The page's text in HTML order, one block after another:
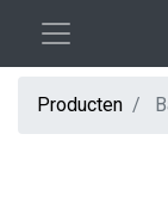
Producten